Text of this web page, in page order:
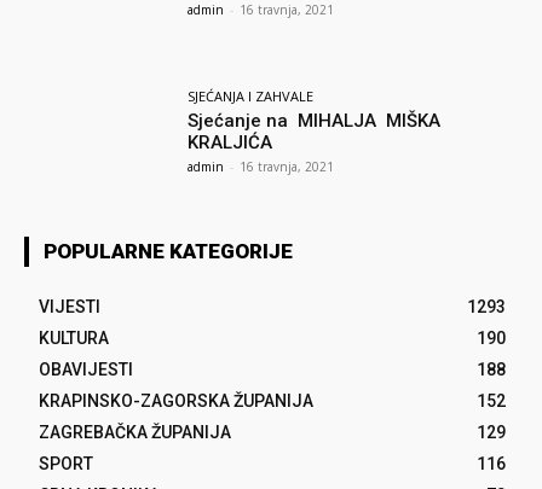
admin - 16 travnja, 2021
SJEĆANJA I ZAHVALE
Sjećanje na MIHALJA MIŠKA
KRALJIĆA
admin - 16 travnja, 2021
POPULARNE KATEGORIJE
VIJESTI
1293
KULTURA
190
OBAVIJESTI
188
KRAPINSKO-ZAGORSKA ŽUPANIJA
152
ZAGREBAČKA ŽUPANIJA
129
SPORT
116